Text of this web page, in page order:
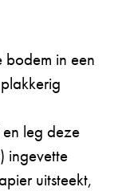
in een
leg deze
ingevette
uitsteekt,